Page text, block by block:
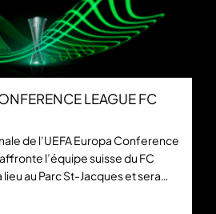
LEAGUE FC
de l’UEFA Europa Conference
l’équipe suisse du FC
lieu au Parc St-Jacques et sera
en ligne et gratuitement sur